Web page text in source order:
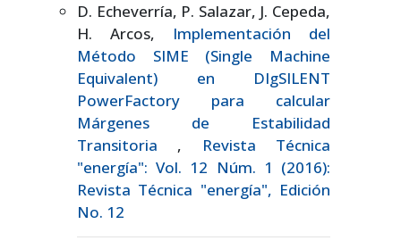
D. Echeverría, P. Salazar, J. Cepeda,
H. Arcos, Implementación del
Método SIME (Single Machine
Equivalent) en DIgSILENT
PowerFactory para calcular
Márgenes de Estabilidad
Transitoria ,
Revista Técnica
"energía": Vol. 12 Núm. 1 (2016):
Revista Técnica "energía", Edición
No. 12